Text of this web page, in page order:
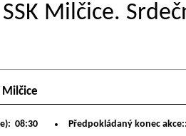
Milčice.
Milčice
08:30 Předpokládaný konec